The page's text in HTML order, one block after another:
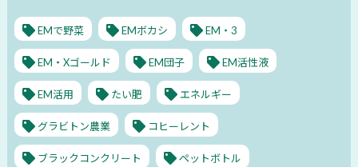
EMで野菜 EMボカシ EM・3
EM・Xゴールド EM団子 EM活性液
EM活用 たい肥 エネルギー
グラビトン農業 コヒーレント
ブラックコンクリート ペットボトル